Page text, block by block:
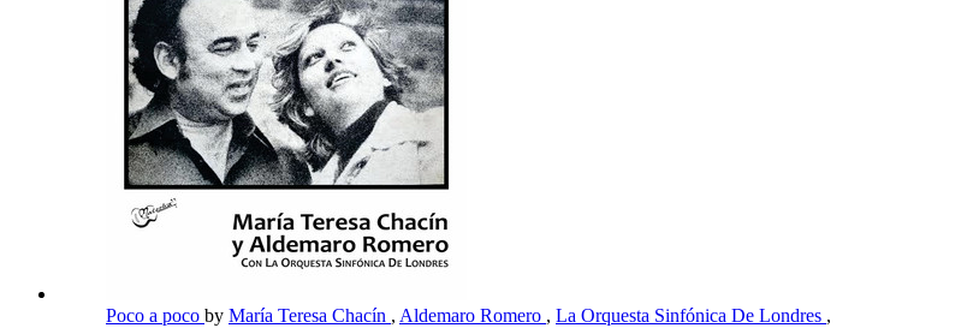
Poco a poco by María Teresa Chacín , Aldemaro Romero , La Orquesta Sinfónica De Londres ,